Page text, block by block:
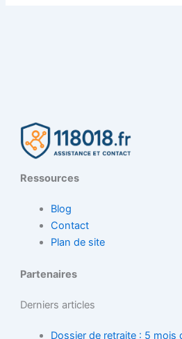
Ressources
Blog
Contact
Plan de site
Partenaires
Derniers articles
Dossier de retraite : 5 mois